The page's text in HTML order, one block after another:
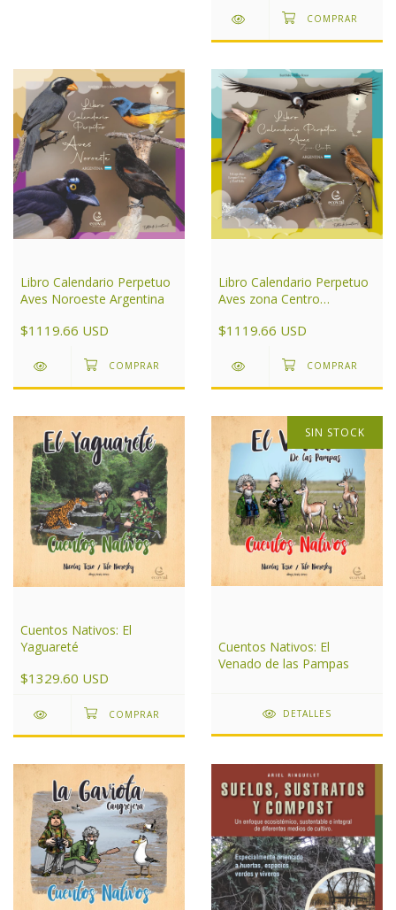
Libro Calendario Perpetuo
Aves Noroeste Argentina
$1119.66 USD
Libro Calendario Perpetuo
Aves zona Centro
$1119.66 USD
Cuentos Nativos: El
Yaguareté
$1329.60 USD
SIN STOCK
Cuentos Nativos: El
Venado de las Pampas
DETALLES